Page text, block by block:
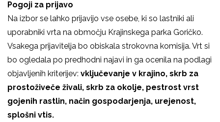
Pogoji za prijavo
Na izbor se lahko prijavijo vse osebe, ki so lastniki ali
uporabniki vrta na območju Krajinskega parka Goričko.
Vsakega prijavitelja bo obiskala strokovna komisija. Vrt si
bo ogledala po predhodni najavi in ga ocenila na podlagi
objavljenih kriterijev: vključevanje v krajino, skrb za
prostoživeče živali, skrb za okolje, pestrost vrst
gojenih rastlin, način gospodarjenja, urejenost,
splošni vtis.